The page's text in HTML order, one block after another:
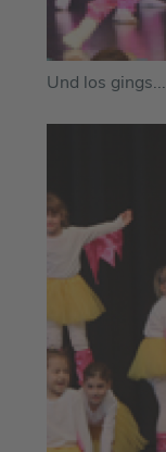
Und los gings...